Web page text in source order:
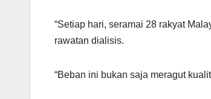
“Setiap hari, seramai 28 rakyat
rawatan dialisis.
“Beban ini bukan saja meragut